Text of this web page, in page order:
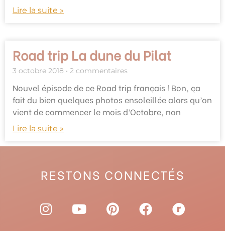
Lire la suite »
Road trip La dune du Pilat
3 octobre 2018 2 commentaires
Nouvel épisode de ce Road trip français ! Bon, ça
fait du bien quelques photos ensoleillée alors qu’on
vient de commencer le mois d’Octobre, non
Lire la suite »
RESTONS CONNECTÉS
I
n
Y
o
P
i
F
a
R
a